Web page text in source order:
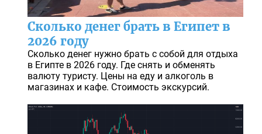
Сколько денег брать в Египет в
2026 году
Сколько денег нужно брать с собой для отдыха
в Египте в 2026 году. Где снять и обменять
валюту туристу. Цены на еду и алкоголь в
магазинах и кафе. Стоимость экскурсий.